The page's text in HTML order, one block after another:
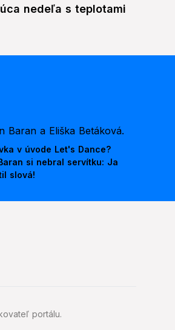
nedeľa s teplotami
v úvode Let's Dance?
si nebral servítku: Ja
slová!
portálu.